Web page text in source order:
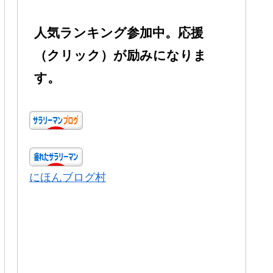
人気ランキング参加中。応援
（クリック）が励みになりま
す。
にほんブログ村